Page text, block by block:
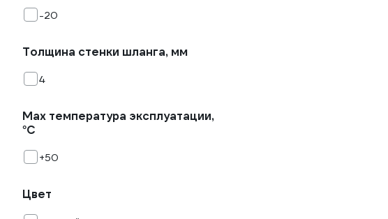
-20
Толщина стенки шланга, мм
4
Мах температура эксплуатации,
°С
+50
Цвет